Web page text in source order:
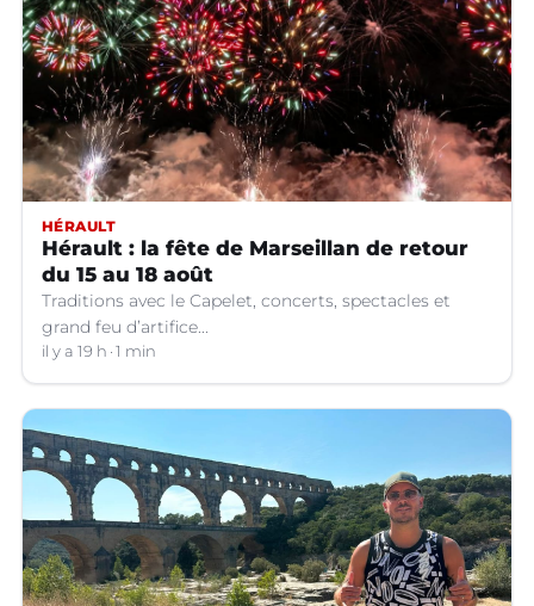
HÉRAULT
Hérault : la fête de Marseillan de retour
du 15 au 18 août
Traditions avec le Capelet, concerts, spectacles et
grand feu d’artifice...
il y a 19 h 1 min